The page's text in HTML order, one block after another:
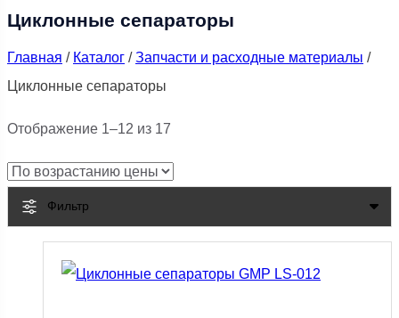
Циклонные сепараторы
Главная / Каталог / Запчасти и расходные материалы /
Циклонные сепараторы
Отображение 1–12 из 17
возрастанию
Фильтр